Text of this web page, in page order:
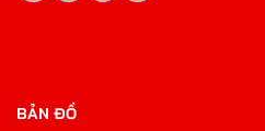
BẢN ĐỒ